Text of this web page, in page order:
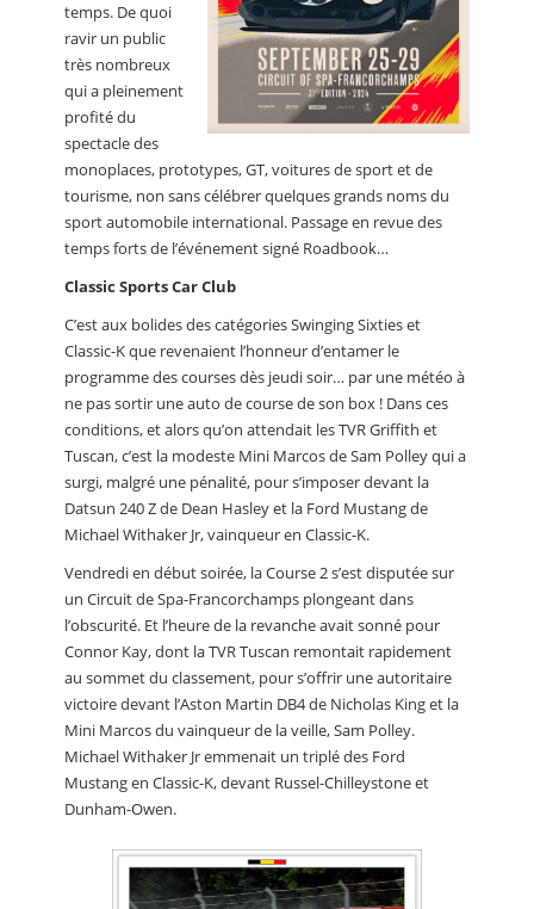
temps. De quoi
ravir un public
très nombreux
qui a pleinement
profité du
spectacle des
monoplaces, prototypes, GT, voitures de sport et de
tourisme, non sans célébrer quelques grands noms du
sport automobile international. Passage en revue des
temps forts de l’événement signé Roadbook…
Classic Sports Car Club
C’est aux bolides des catégories Swinging Sixties et
Classic-K que revenaient l’honneur d’entamer le
programme des courses dès jeudi soir… par une météo à
ne pas sortir une auto de course de son box ! Dans ces
conditions, et alors qu’on attendait les TVR Griffith et
Tuscan, c’est la modeste Mini Marcos de Sam Polley qui a
surgi, malgré une pénalité, pour s’imposer devant la
Datsun 240 Z de Dean Hasley et la Ford Mustang de
Michael Withaker Jr, vainqueur en Classic-K.
Vendredi en début soirée, la Course 2 s’est disputée sur
un Circuit de Spa-Francorchamps plongeant dans
l’obscurité. Et l’heure de la revanche avait sonné pour
Connor Kay, dont la TVR Tuscan remontait rapidement
au sommet du classement, pour s’offrir une autoritaire
victoire devant l’Aston Martin DB4 de Nicholas King et la
Mini Marcos du vainqueur de la veille, Sam Polley.
Michael Withaker Jr emmenait un triplé des Ford
Mustang en Classic-K, devant Russel-Chilleystone et
Dunham-Owen.